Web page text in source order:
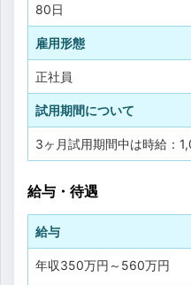
80日
雇用形態
正社員
試用期間について
3ヶ月試用期間中は時給：
給与・待遇
給与
年収350万円 ～ 560万円